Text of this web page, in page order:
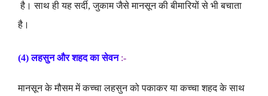
है । साथ ही यह सर्दी,जुकाम जैसे मानसून की बीमारियों से भी बचाता
है ।
(4)लहसुन और शहद का सेवन :-
मानसून के मौसम में कच्चा लहसुन को पकाकर या कच्चा शहद के साथ